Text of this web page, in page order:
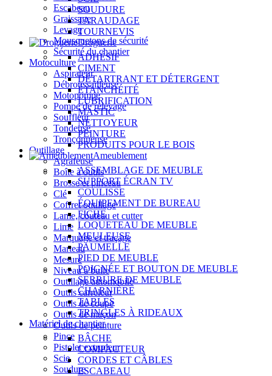
Escabeau
Graissage
Levage
Mousquetons de sécurité
Sécurité du chantier
Motoculture
Aspirateur
Débroussailleuse
Motopompe
Pompe de relevage
Souffleur
Tondeuse
Tronçonneuse
Outillage
Agrafeuse
Boîte à outils
Brosse et pinceau
Clé
Coffret outillage
Lame, couteau et cutter
Lime
Marquage et traçage
Marteau
Mesure
Niveau à bulle
Outillage automobile
Outils carreleur
Outils de coupe
Outils de maçon
Outils de peinture
Pince
Pistolet extrudeur
Scie
Soudure
SOUDURE
TARAUDAGE
TOURNEVIS
Droguerie
ADHÉSIF
CIMENT
DÉTARTRANT ET DÉTERGENT
ÉTANCHÉITÉ
LUBRIFICATION
MASTIC
NETTOYEUR
PEINTURE
PRODUITS POUR LE BOIS
Ameublement
ASSEMBLAGE DE MEUBLE
SUPPORT ÉCRAN TV
COULISSE
ÉQUIPEMENT DE BUREAU
FICHE
LOQUETEAU DE MEUBLE
MEULEUSE
PAUMELLE
PIED DE MEUBLE
POIGNÉE ET BOUTON DE MEUBLE
SERRURE DE MEUBLE
CHARNIÈRE
TABLES
TRINGLES À RIDEAUX
Matériel de chantier
BÂCHE
COMPACTEUR
CORDES ET CÂBLES
ESCABEAU